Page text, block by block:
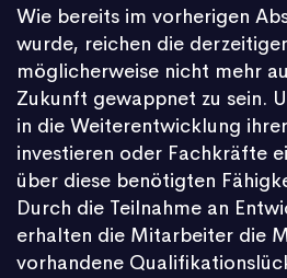
Wie bereits im vorherigen
wurde, reichen die
möglicherweise nicht mehr
Zukunft gewappnet zu sein.
in die Weiterentwicklung
investieren oder Fachkräfte
über diese benötigten
Durch die Teilnahme an
erhalten die Mitarbeiter die
vorhandene